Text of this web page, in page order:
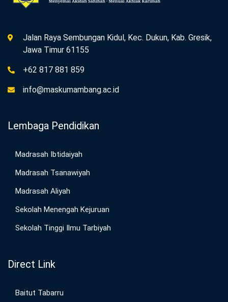
Jalan Raya Sembungan Kidul, Kec. Dukun, Kab. Gresik,
Jawa Timur 61155
+62 817 881 859
info@maskumambang.ac.id
Lembaga Pendidikan
Madrasah Ibtidaiyah
Madrasah Tsanawiyah
Madrasah Aliyah
Sekolah Menengah Kejuruan
Sekolah Tinggi Ilmu Tarbiyah
Direct Link
Baitut Tabarru